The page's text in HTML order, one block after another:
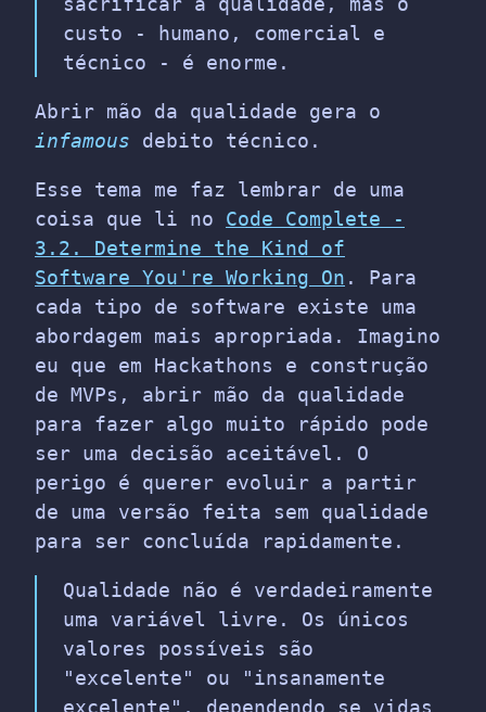
custo - humano, comercial e
técnico - é enorme.
Abrir mão da qualidade gera o
infamous debito técnico.
Esse tema me faz lembrar de uma
coisa que li no Code Complete -
3.2. Determine the Kind of
Software You're Working On . Para
cada tipo de software existe uma
abordagem mais apropriada. Imagino
eu que em Hackathons e construção
de MVPs, abrir mão da qualidade
para fazer algo muito rápido pode
ser uma decisão aceitável. O
perigo é querer evoluir a partir
de uma versão feita sem qualidade
para ser concluída rapidamente.
Qualidade não é verdadeiramente
uma variável livre. Os únicos
valores possíveis são
"excelente" ou "insanamente
excelente", dependendo se vidas